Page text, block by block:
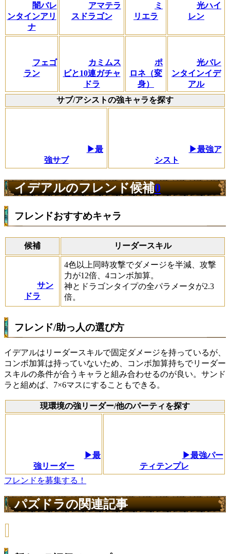
闇バレ
ンタインアリ
ナ
アマテラ
スドラゴン
ミ
リエラ
光ハイ
レン
フェゴ
ラン
カミムス
ビと10連ガチャ
ドラ
ポ
ロネ（変
身）
光バレ
ンタインイデ
アル
サブ/アシストの強キャラを探す
▶最
強サブ
▶最強ア
シスト
イデアルのフレンド候補0
フレンドおすすめキャラ
候補 リーダースキル
サン
ドラ
4色以上同時攻撃でダメージを半減、攻撃
力が12倍、4コンボ加算。
神とドラゴンタイプの全パラメータが2.3
倍。
フレンド/助っ人の選び方
イデアルはリーダースキルで固定ダメージを持っているが、
コンボ加算は持っていないため、コンボ加算持ちでリーダー
スキルの条件が合うキャラと組み合わせるのが良い。サンド
ラと組めば、7×6マスにすることもできる。
現環境の強リーダー/他のパーティを探す
▶最
強リーダー
▶最強パー
ティテンプレ
フレンドを募集する！
パズドラの関連記事